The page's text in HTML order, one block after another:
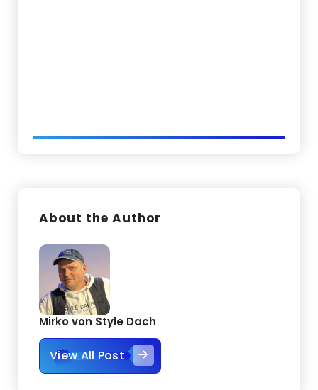
About the Author
Mirko von Style Dach
View All Post